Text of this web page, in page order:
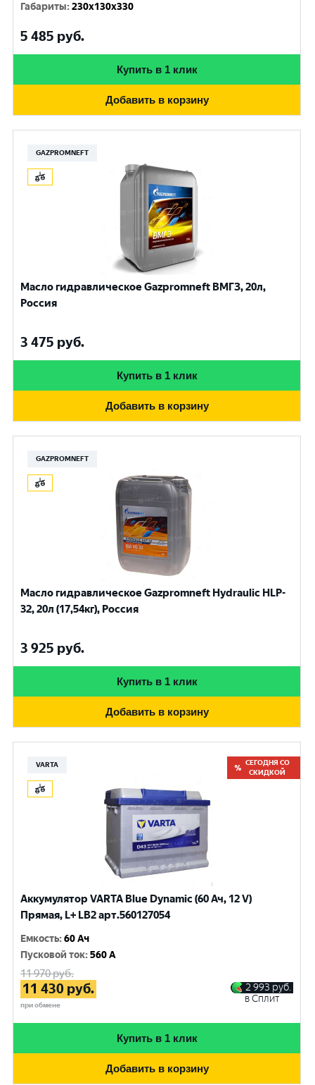
Габариты:230x130x330
5 485 руб.
Купить в 1 клик
Добавить в корзину
GAZPROMNEFT
Масло гидравлическое Gazpromneft ВМГЗ, 20л,
Россия
3 475 руб.
Купить в 1 клик
Добавить в корзину
GAZPROMNEFT
Масло гидравлическое Gazpromneft Hydraulic HLP-
32, 20л (17,54кг), Россия
3 925 руб.
Купить в 1 клик
Добавить в корзину
VARTA
СЕГОДНЯ СО
СКИДКОЙ
Аккумулятор VARTA Blue Dynamic (60 Ач, 12 V)
Прямая, L+ LB2 арт.560127054
Емкость:60 Ач
Пусковой ток:560 A
11 970руб.
11 430 руб.
при обмене
2 993 руб.
в Сплит
Купить в 1 клик
Добавить в корзину